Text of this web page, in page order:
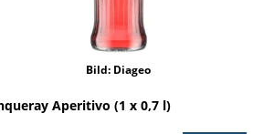
Bild: Diageo
Aperitivo (1 x 0,7 l)